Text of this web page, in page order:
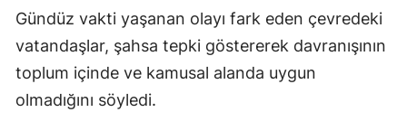
Gündüz vakti yaşanan olayı fark eden çevredeki
vatandaşlar, şahsa tepki göstererek davranışının
toplum içinde ve kamusal alanda uygun
olmadığını söyledi.